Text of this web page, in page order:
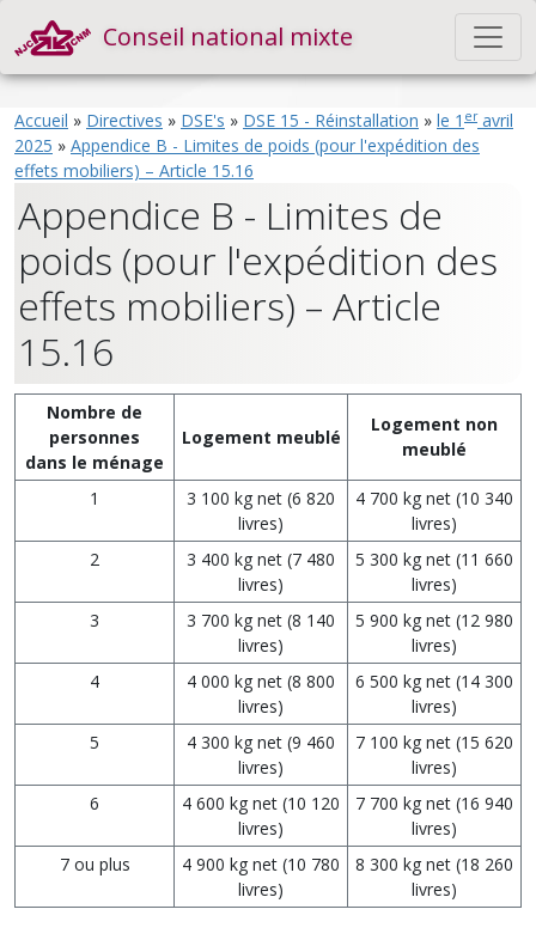
Conseil national mixte
Accueil » Directives » DSE's » DSE 15 - Réinstallation » le 1 eravril
2025 » Appendice B - Limites de poids (pour l'expédition des
effets mobiliers) – Article 15.16
Appendice B - Limites de
poids (pour l'expédition des
effets mobiliers) – Article
15.16
Nombre de
personnes
dans le ménage
Logement meublé
Logement non
meublé
1
3 100 kg net (6 820
livres)
4 700 kg net (10 340
livres)
2
3 400 kg net (7 480
livres)
5 300 kg net (11 660
livres)
3
3 700 kg net (8 140
livres)
5 900 kg net (12 980
livres)
4
4 000 kg net (8 800
livres)
6 500 kg net (14 300
livres)
5
4 300 kg net (9 460
livres)
7 100 kg net (15 620
livres)
6
4 600 kg net (10 120
livres)
7 700 kg net (16 940
livres)
7 ou plus
4 900 kg net (10 780
livres)
8 300 kg net (18 260
livres)